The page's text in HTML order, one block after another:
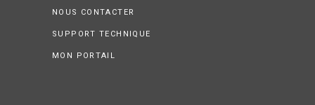
NOUS CONTACTER
SUPPORT TECHNIQUE
MON PORTAIL